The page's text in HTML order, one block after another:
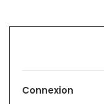
Connexion